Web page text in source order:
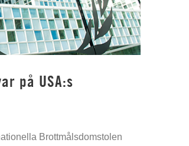
på USA:s
Brottmålsdomstolen